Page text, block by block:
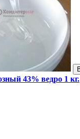
43% ведро 1 кг.